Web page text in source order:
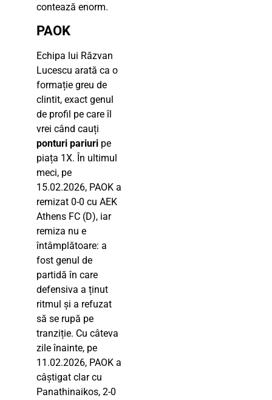
contează enorm.
PAOK
Echipa lui Răzvan
Lucescu arată ca o
formație greu de
clintit, exact genul
de profil pe care îl
vrei când cauți
ponturi pariuri pe
piața 1X. În ultimul
meci, pe
15.02.2026, PAOK a
remizat 0-0 cu AEK
Athens FC (D), iar
remiza nu e
întâmplătoare: a
fost genul de
partidă în care
defensiva a ținut
ritmul și a refuzat
să se rupă pe
tranziție. Cu câteva
zile înainte, pe
11.02.2026, PAOK a
câștigat clar cu
Panathinaikos, 2-0